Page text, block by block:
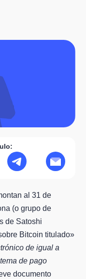
al 31 de
(o grupo de
de Satoshi
Bitcoin titulado»
de igual a
de pago
documento